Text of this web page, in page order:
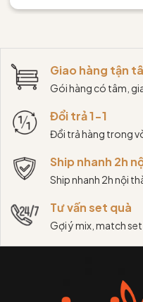
Giao hàng tận
Gói hàng có tâm,
Đổi trả 1-1
Đổi trả hàng trong
Ship nhanh 2h
Ship nhanh 2h nội
Tư vấn set quà
Gợi ý mix, match set